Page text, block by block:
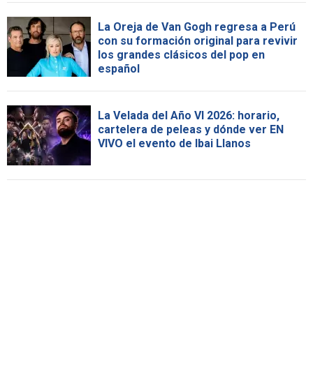
La Oreja de Van Gogh regresa a Perú
con su formación original para revivir
los grandes clásicos del pop en
español
La Velada del Año VI 2026: horario,
cartelera de peleas y dónde ver EN
VIVO el evento de Ibai Llanos